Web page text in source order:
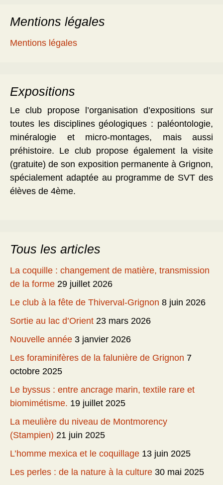
Mentions légales
Mentions légales
Expositions
Le club propose l’organisation d’expositions sur
toutes les disciplines géologiques : paléontologie,
minéralogie et micro-montages, mais aussi
préhistoire. Le club propose également la visite
(gratuite) de son exposition permanente à Grignon,
spécialement adaptée au programme de SVT des
élèves de 4ème.
Tous les articles
La coquille : changement de matière, transmission
de la forme 29 juillet 2026
Le club à la fête de Thiverval-Grignon 8 juin 2026
Sortie au lac d’Orient 23 mars 2026
Nouvelle année 3 janvier 2026
Les foraminifères de la falunière de Grignon 7
octobre 2025
Le byssus : entre ancrage marin, textile rare et
biomimétisme. 19 juillet 2025
La meulière du niveau de Montmorency
(Stampien) 21 juin 2025
L’homme mexica et le coquillage 13 juin 2025
Les perles : de la nature à la culture 30 mai 2025